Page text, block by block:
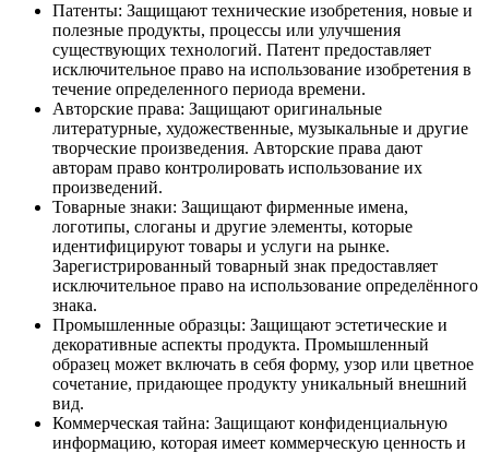
Патенты: Защищают технические изобретения, новые и
полезные продукты, процессы или улучшения
существующих технологий. Патент предоставляет
исключительное право на использование изобретения в
течение определенного периода времени.
Авторские права: Защищают оригинальные
литературные, художественные, музыкальные и другие
творческие произведения. Авторские права дают
авторам право контролировать использование их
произведений.
Товарные знаки: Защищают фирменные имена,
логотипы, слоганы и другие элементы, которые
идентифицируют товары и услуги на рынке.
Зарегистрированный товарный знак предоставляет
исключительное право на использование определённого
знака.
Промышленные образцы: Защищают эстетические и
декоративные аспекты продукта. Промышленный
образец может включать в себя форму, узор или цветное
сочетание, придающее продукту уникальный внешний
вид.
Коммерческая тайна: Защищают конфиденциальную
информацию, которая имеет коммерческую ценность и